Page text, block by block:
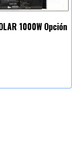
1000W Opción